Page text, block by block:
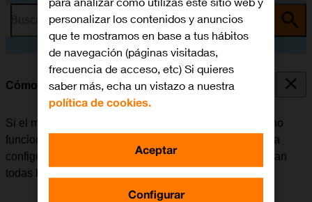
Busca por problema o tema
Cómo restablecer la configuración predeterminada
Si el móvil reacciona lentamente o de alguna manera no
funciona bien, en algunos casos ayuda el restablecer la
configuración predeterminada. De esta manera se borran
todas las configuraciones creadas en el móvil.
personalizar los contenidos y anuncios
que te mostramos en base a tus hábitos
de navegación (páginas visitadas,
frecuencia de acceso, etc) Si quieres
saber más, echa un vistazo a nuestra
política de cookies.
Configurar
Aceptar